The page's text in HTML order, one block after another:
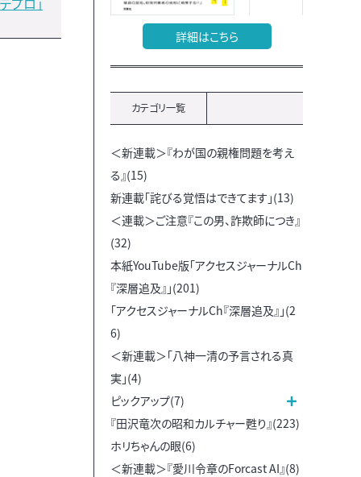
詳細はこちら
カテゴリ一覧
＜新連載＞『わが国の親権問題を考え
る』(15)
新連載「詫びる覚悟はできてます」(13)
＜連載＞ご注意『この男、詐欺師につき』
(32)
本紙YouTube版「アクセスジャーナルCh
『深層追及』」(201)
「アクセスジャーナルCh『深層追及』」(2
6)
＜新連載＞「八神一清の予言される真
実」(4)
ピックアップ(7)
『田沢竜次の昭和カルチャー甦り』(223)
ホリちゃんの眼(6)
＜新連載＞『愛川令章のForcast AI』(8)